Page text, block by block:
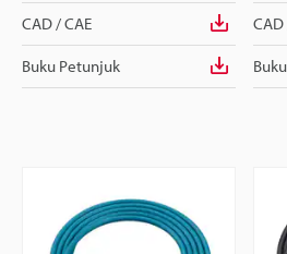
CAD / CAE
Buku Petunjuk
CAD